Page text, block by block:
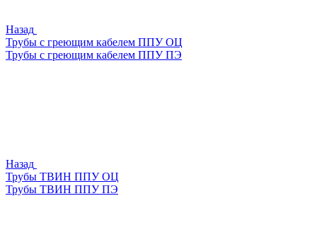
Назад
Трубы с греющим кабелем ППУ ОЦ
Трубы с греющим кабелем ППУ ПЭ
Назад
Трубы ТВИН ППУ ОЦ
Трубы ТВИН ППУ ПЭ